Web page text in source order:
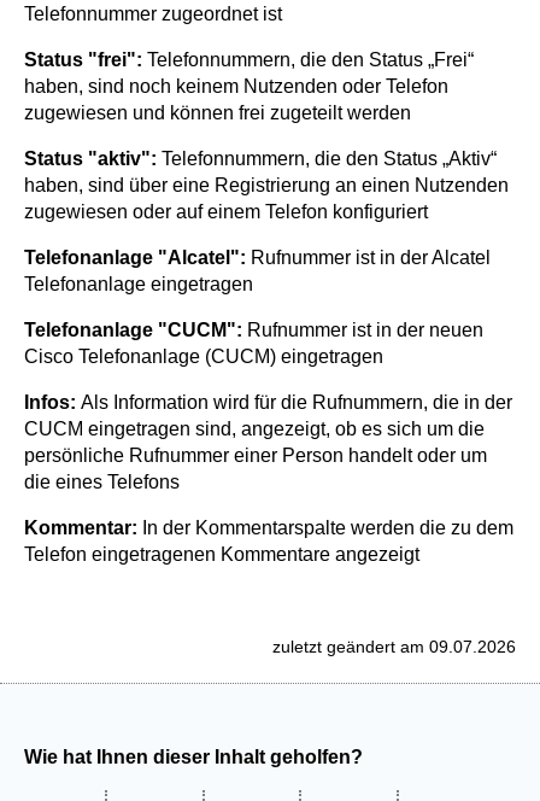
Telefonnummer zugeordnet ist
Status "frei": Telefonnummern, die den Status „Frei“
haben, sind noch keinem Nutzenden oder Telefon
zugewiesen und können frei zugeteilt werden
Status "aktiv": Telefonnummern, die den Status „Aktiv“
haben, sind über eine Registrierung an einen Nutzenden
zugewiesen oder auf einem Telefon konfiguriert
Telefonanlage "Alcatel": Rufnummer ist in der Alcatel
Telefonanlage eingetragen
Telefonanlage "CUCM": Rufnummer ist in der neuen
Cisco Telefonanlage (CUCM) eingetragen
Infos: Als Information wird für die Rufnummern, die in der
CUCM eingetragen sind, angezeigt, ob es sich um die
persönliche Rufnummer einer Person handelt oder um
die eines Telefons
Kommentar: In der Kommentarspalte werden die zu dem
Telefon eingetragenen Kommentare angezeigt
zuletzt geändert am 09.07.2026
Wie hat Ihnen dieser Inhalt geholfen?